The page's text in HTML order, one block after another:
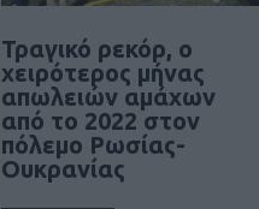
Τραγικό ρεκόρ, ο
χειρότερος μήνας
απωλειών αμάχων
από το 2022 στον
πόλεμο Ρωσίας-
Ουκρανίας